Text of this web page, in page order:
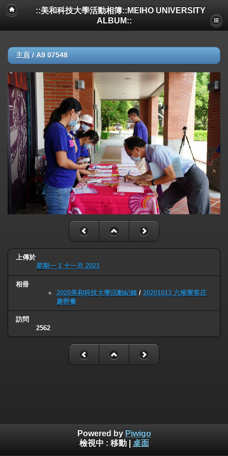
::美和科技大學活動相簿::MEIHO UNIVERSITY
ALBUM::
主頁 / A9 07548
上傳於
星期一 1 十一月 2021
相冊
2020美和科技大學活動紀錄 / 20201013 六堆寮客庄
趣野餐
訪問
2562
Powered by Piwigo
檢視中 : 移動| 桌面